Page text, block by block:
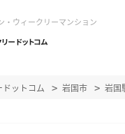
・ウィークリーマンション
ットコム 岩国市 岩国